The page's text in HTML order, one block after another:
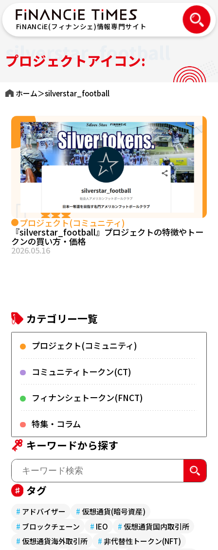
FiNANCiE(フィナンシェ)情報専門サイト
プロジェクトアイコン:
silverstar_football
ホーム＞silverstar_football
プロジェクト(コミュニティ)
『silverstar_football』プロジェクトの特徴やトー
クンの買い方・価格
2026.05.16
カテゴリー一覧
プロジェクト(コミュニティ)
コミュニティトークン(CT)
フィナンシェトークン(FNCT)
特集・コラム
キーワードから探す
タグ
# アドバイザー #仮想通貨(暗号資産)
# ブロックチェーン # IEO #仮想通貨国内取引所
#仮想通貨海外取引所 #非代替性トークン(NFT)